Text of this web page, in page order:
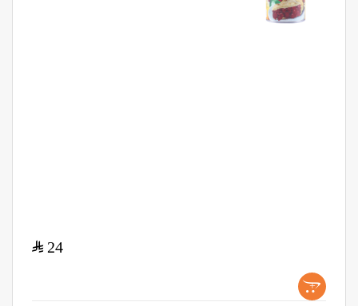
24
$
+